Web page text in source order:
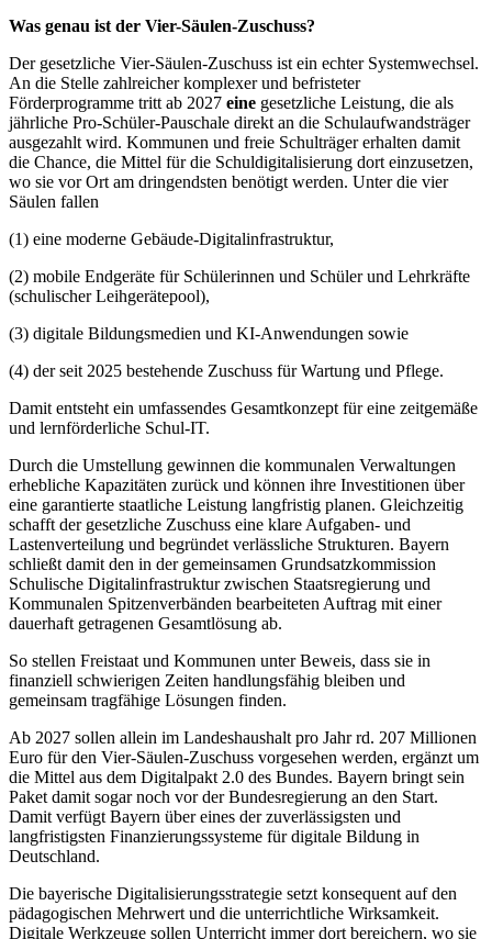
Was genau ist der Vier-Säulen-Zuschuss?
Der gesetzliche Vier-Säulen-Zuschuss ist ein echter Systemwechsel.
An die Stelle zahlreicher komplexer und befristeter
Förderprogramme tritt ab 2027 eine gesetzliche Leistung, die als
jährliche Pro-Schüler-Pauschale direkt an die Schulaufwandsträger
ausgezahlt wird. Kommunen und freie Schulträger erhalten damit
die Chance, die Mittel für die Schuldigitalisierung dort einzusetzen,
wo sie vor Ort am dringendsten benötigt werden. Unter die vier
Säulen fallen
(1) eine moderne Gebäude-Digitalinfrastruktur,
(2) mobile Endgeräte für Schülerinnen und Schüler und Lehrkräfte
(schulischer Leihgerätepool),
(3) digitale Bildungsmedien und KI-Anwendungen sowie
(4) der seit 2025 bestehende Zuschuss für Wartung und Pflege.
Damit entsteht ein umfassendes Gesamtkonzept für eine zeitgemäße
und lernförderliche Schul-IT.
Durch die Umstellung gewinnen die kommunalen Verwaltungen
erhebliche Kapazitäten zurück und können ihre Investitionen über
eine garantierte staatliche Leistung langfristig planen. Gleichzeitig
schafft der gesetzliche Zuschuss eine klare Aufgaben- und
Lastenverteilung und begründet verlässliche Strukturen. Bayern
schließt damit den in der gemeinsamen Grundsatzkommission
Schulische Digitalinfrastruktur zwischen Staatsregierung und
Kommunalen Spitzenverbänden bearbeiteten Auftrag mit einer
dauerhaft getragenen Gesamtlösung ab.
So stellen Freistaat und Kommunen unter Beweis, dass sie in
finanziell schwierigen Zeiten handlungsfähig bleiben und
gemeinsam tragfähige Lösungen finden.
Ab 2027 sollen allein im Landeshaushalt pro Jahr rd. 207 Millionen
Euro für den Vier-Säulen-Zuschuss vorgesehen werden, ergänzt um
die Mittel aus dem Digitalpakt 2.0 des Bundes. Bayern bringt sein
Paket damit sogar noch vor der Bundesregierung an den Start.
Damit verfügt Bayern über eines der zuverlässigsten und
langfristigsten Finanzierungssysteme für digitale Bildung in
Deutschland.
Die bayerische Digitalisierungsstrategie setzt konsequent auf den
pädagogischen Mehrwert und die unterrichtliche Wirksamkeit.
Digitale Werkzeuge sollen Unterricht immer dort bereichern, wo sie